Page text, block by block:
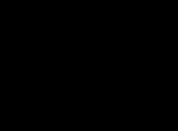
с нашей поддержкой — поможем
поддержка работает ежедневно с